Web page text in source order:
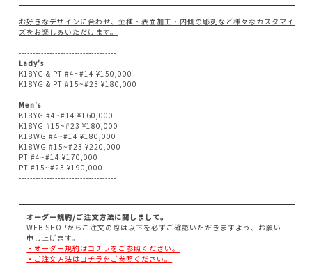
お好きなデザインに合わせ、金種・表面加工・内側の彫刻など様々なカスタマイ
ズをお楽しみいただけます。
-----------------------------------
Lady's
K18YG & PT #4~#14 ¥150,000
K18YG & PT #15~#23 ¥180,000
-----------------------------------
Men's
K18YG #4~#14 ¥160,000
K18YG #15~#23 ¥180,000
K18WG #4~#14 ¥180,000
K18WG #15~#23 ¥220,000
PT #4~#14 ¥170,000
PT #15~#23 ¥190,000
-----------------------------------
オーダー規約/ご注文方法に関しまして。
WEB SHOPからご注文の際は以下を必ずご確認いただきますよう、お願い
申し上げます。
・オーダー規約はコチラをご参照ください。
・ご注文方法はコチラをご参照ください。